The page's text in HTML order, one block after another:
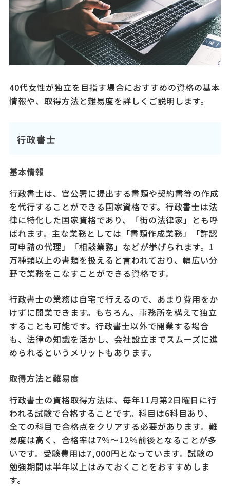
40代女性が独立を目指す場合におすすめの資格の基本
情報や、取得方法と難易度を詳しくご説明します。
行政書士
基本情報
行政書士は、官公署に提出する書類や契約書等の作成
を代行することができる国家資格です。行政書士は法
律に特化した国家資格であり、「街の法律家」とも呼
ばれます。主な業務としては「書類作成業務」「許認
可申請の代理」「相談業務」などが挙げられます。1
万種類以上の書類を扱えると言われており、幅広い分
野で業務をこなすことができる資格です。
行政書士の業務は自宅で行えるので、あまり費用をか
けずに開業できます。もちろん、事務所を構えて独立
することも可能です。行政書士以外で開業する場合
も、法律の知識を活かし、会社設立までスムーズに進
められるというメリットもあります。
取得方法と難易度
行政書士の資格取得方法は、毎年11月第2日曜日に行
われる試験で合格することです。科目は6科目あり、
全ての科目で合格点をクリアする必要があります。難
易度は高く、合格率は7％～12％前後となることが多
いです。受験費用は7,000円となっています。試験の
勉強期間は半年以上はみておくことをおすすめしま
す。